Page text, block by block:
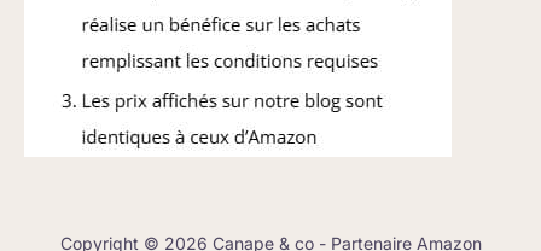
Copyright © 2026 Canape & co - Partenaire Amazon